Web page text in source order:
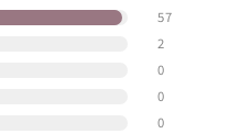
57
2
0
0
0